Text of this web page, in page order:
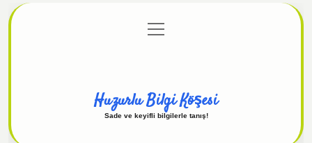
Gizlilik Politikası
menüyü
aç
Huzurlu Bilgi Köşesi
Sade ve keyifli bilgilerle tanış!